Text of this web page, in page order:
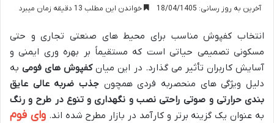
آخرین به روز رسانی: 18/04/1405 خواندن این مطلب 13 دقیقه زمان میبرد
انتخاب کفپوش مناسب برای محیط های صنعتی تجاری و حتی
مسکونی تصمیمی حیاتی است که مستقیماً بر بهره وری ایمنی و
آسایش کاربران تأثیر می گذارد. در این میانکفپوش های فومیبه
دلیل ویژگی های منحصربه فردی همچون جذب ضربه عالی عایق
بندی حرارتی و صوتی راحتی نصب و نگهداری و تنوع در طرح و رنگ
به عنوان یک گزینه برتر و کارآمد در بازار مطرح شده اند.وای فوم